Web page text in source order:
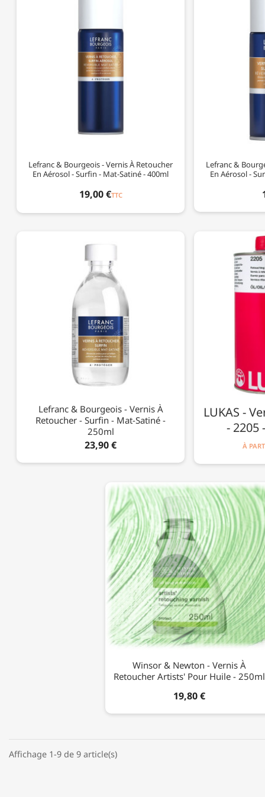
Lefranc & Bourgeois - Vernis À Retoucher
En Aérosol - Surfin - Mat-Satiné - 400ml
19,00 €TTC
Lefranc &
En Aérosol -
Lefranc & Bourgeois - Vernis À
Retoucher - Surfin - Mat-Satiné -
250ml
23,90 €
LUKAS -
- 2205
À
Winsor & Newton - Vernis À
Retoucher Artists' Pour Huile - 250ml
19,80 €
Affichage 1-9 de 9 article(s)